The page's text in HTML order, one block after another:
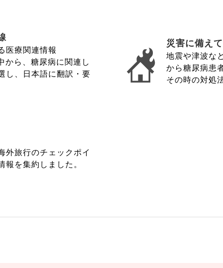
医療関連情報
ら、糖尿病に関連し
し、日本語に翻訳・要
災害に備えて
地震や津波な
から糖尿病患
その時の対処
外旅行のチェックポイ
報を集約しました。